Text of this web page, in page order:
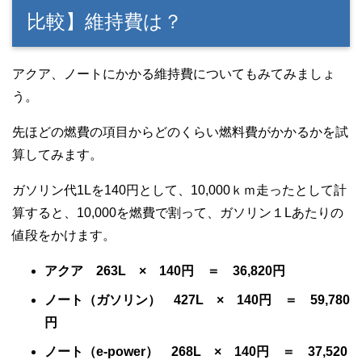
比較】維持費は？
アクア、ノートにかかる維持費についてもみてみましょ
う。
先ほどの燃費の項目からどのくらい燃料費がかかるかを試
算してみます。
ガソリン代1Lを140円として、10,000ｋｍ走ったとして計
算すると、10,000を燃費で割って、ガソリン１Lあたりの
値段をかけます。
アクア 263L × 140円 ＝ 36,820円
ノート（ガソリン） 427L × 140円 ＝ 59,780
円
ノート（e-power） 268L × 140円 ＝ 37,520